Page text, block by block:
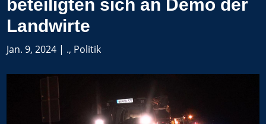
beteiligten sich an Demo der
Landwirte
Jan. 9, 2024 | ., Politik